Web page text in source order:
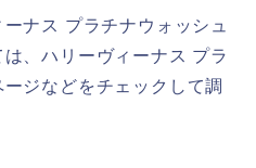
ナス プラチナウォッシュ
、ハリーヴィーナス プラ
ジなどをチェックして調